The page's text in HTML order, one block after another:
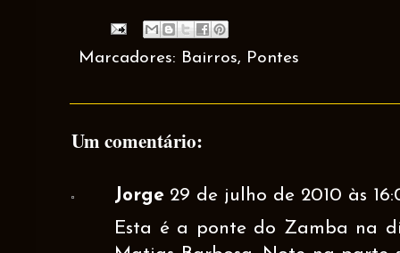
Marcadores: Bairros, Pontes
Um comentário:
Jorge 29 de julho de 2010 às
Esta é a ponte do Zamba na